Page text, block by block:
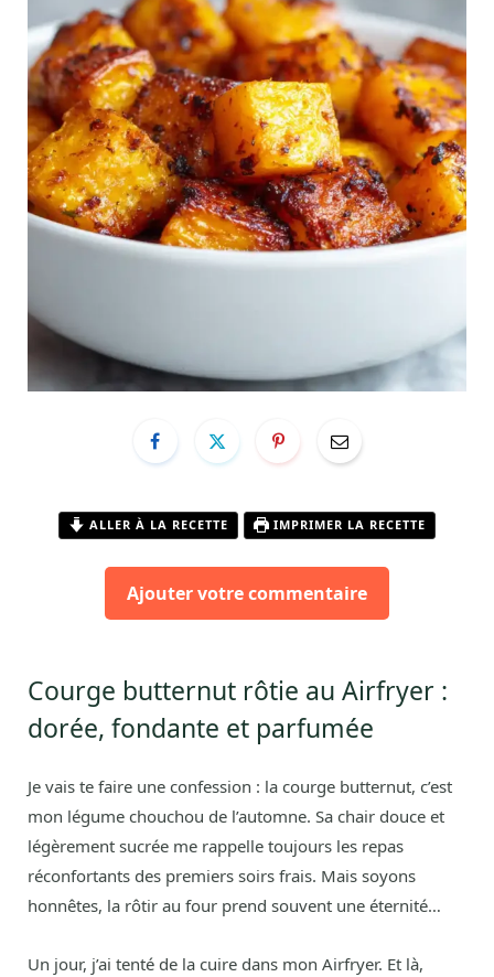
ALLER À LA RECETTE IMPRIMER LA RECETTE
Ajouter votre commentaire
Courge butternut rôtie au Airfryer :
dorée, fondante et parfumée
Je vais te faire une confession : la courge butternut, c’est
mon légume chouchou de l’automne. Sa chair douce et
légèrement sucrée me rappelle toujours les repas
réconfortants des premiers soirs frais. Mais soyons
honnêtes, la rôtir au four prend souvent une éternité…
Un jour, j’ai tenté de la cuire dans mon Airfryer. Et là,